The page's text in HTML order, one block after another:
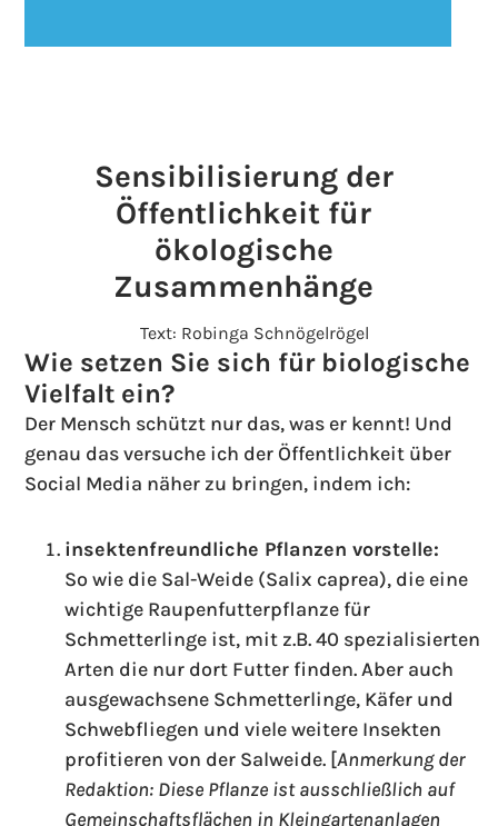
Sensibilisierung der
Öffentlichkeit für
ökologische
Zusammenhänge
Text: Robinga Schnögelrögel
Wie setzen Sie sich für biologische
Vielfalt ein?
Der Mensch schützt nur das, was er kennt! Und
genau das versuche ich der Öffentlichkeit über
Social Media näher zu bringen, indem ich:
insektenfreundliche Pflanzen vorstelle:
So wie die Sal-Weide (Salix caprea), die eine
wichtige Raupenfutterpflanze für
Schmetterlinge ist, mit z.B. 40 spezialisierten
Arten die nur dort Futter finden. Aber auch
ausgewachsene Schmetterlinge, Käfer und
Schwebfliegen und viele weitere Insekten
profitieren von der Salweide. [Anmerkung der
Redaktion: Diese Pflanze ist ausschließlich auf
Gemeinschaftsflächen in Kleingartenanlagen